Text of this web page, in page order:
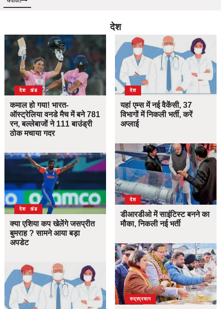
देश
उत्तराखंड
देश
कमाल हो गया! भारत-
ऑस्ट्रेलिया वनडे मैच में बने 781
रन, बल्लेबाजों ने 111 बाउंड्री
ठोक मचाया गदर
उत्तराखंड
देश
क्या एशिया कप खेलेंगे जसप्रीत
बुमराह ? सामने आया बड़ा
अपडेट
देश
यहां एम्स में नई वैकेंसी, 37
विभागों में निकली भर्ती, करें
अप्लाई
देश
डीआरडीओ में साइंटिस्ट बनने का
मौका, निकली नई भर्ती
उत्तराखंड
देश
रुद्रप्रयाग